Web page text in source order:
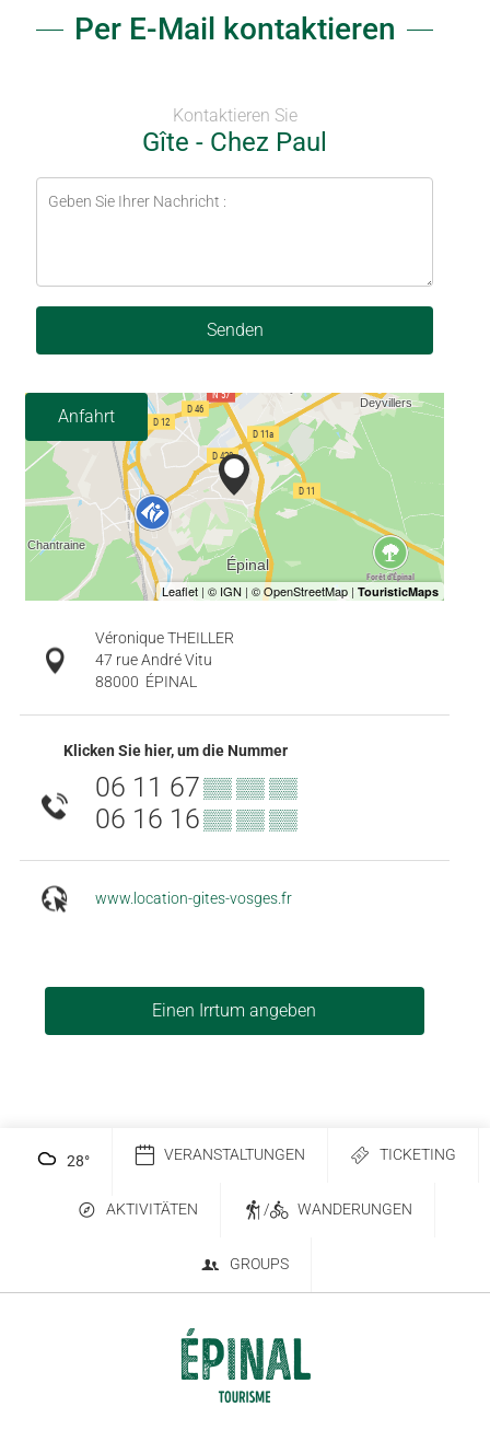
Per E-Mail kontaktieren
Kontaktieren Sie
Gîte - Chez Paul
Senden
Anfahrt
Véronique THEILLER
47 rue André Vitu
88000 ÉPINAL
Klicken Sie hier, um die Nummer
06 11 67▒▒ ▒▒ ▒▒
06 16 16▒▒ ▒▒ ▒▒
www.location-gites-vosges.fr
Einen Irrtum angeben
28° VERANSTALTUNGEN TICKETING
AKTIVITÄTEN / WANDERUNGEN
GROUPS